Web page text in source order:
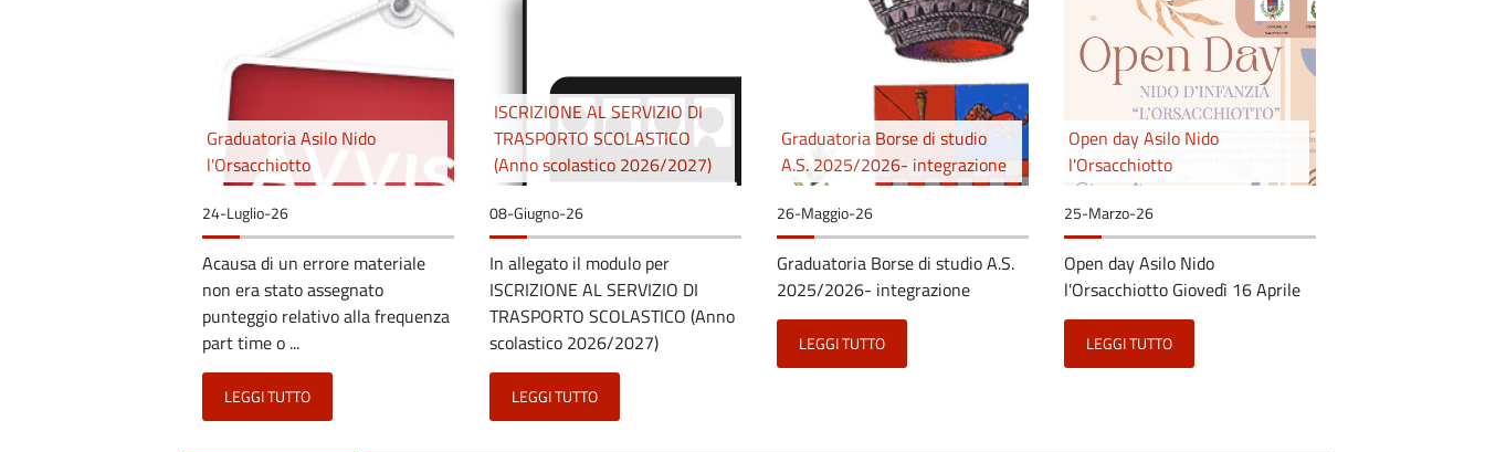
Graduatoria Asilo Nido
l'Orsacchiotto
24-Luglio-26
Acausa di un errore materiale
non era stato assegnato
punteggio relativo alla frequenza
part time o ...
LEGGI TUTTO
ISCRIZIONE AL SERVIZIO DI
TRASPORTO SCOLASTICO
(Anno scolastico 2026/2027)
08-Giugno-26
In allegato il modulo per
ISCRIZIONE AL SERVIZIO DI
TRASPORTO SCOLASTICO (Anno
scolastico 2026/2027)
LEGGI TUTTO
Graduatoria Borse di studio
A.S. 2025/2026- integrazione
26-Maggio-26
Graduatoria Borse di studio A.S.
2025/2026- integrazione
LEGGI TUTTO
Open day Asilo Nido
l'Orsacchiotto
25-Marzo-26
Open day Asilo Nido
l'Orsacchiotto Giovedì 16 Aprile
LEGGI TUTTO